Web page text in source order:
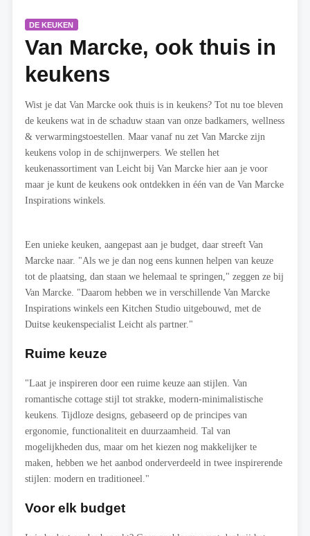
DE KEUKEN
Van Marcke, ook thuis in
keukens
Wist je dat Van Marcke ook thuis is in keukens? Tot nu toe bleven
de keukens wat in de schaduw staan van onze badkamers, wellness
& verwarmingstoestellen. Maar vanaf nu zet Van Marcke zijn
keukens volop in de schijnwerpers. We stellen het
keukenassortiment van Leicht bij Van Marcke hier aan je voor
maar je kunt de keukens ook ontdekken in één van de Van Marcke
Inspirations winkels.
Een unieke keuken, aangepast aan je budget, daar streeft Van
Marcke naar. "Als we je dan nog eens kunnen helpen van keuze
tot de plaatsing, dan staan we helemaal te springen," zeggen ze bij
Van Marcke. "Daarom hebben we in verschillende Van Marcke
Inspirations winkels een Kitchen Studio uitgebouwd, met de
Duitse keukenspecialist Leicht als partner."
Ruime keuze
"Laat je inspireren door een ruime keuze aan stijlen. Van
romantische cottage stijl tot strakke, modern-minimalistische
keukens. Tijdloze designs, gebaseerd op de principes van
ergonomie, functionaliteit en duurzaamheid. Tal van
mogelijkheden dus, maar om het kiezen nog makkelijker te
maken, hebben we het aanbod onderverdeeld in twee inspirerende
stijlen: modern en traditioneel."
Voor elk budget